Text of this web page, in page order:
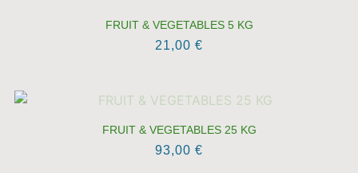
FRUIT & VEGETABLES 5 KG
21,00 €
FRUIT & VEGETABLES 25 KG
93,00 €